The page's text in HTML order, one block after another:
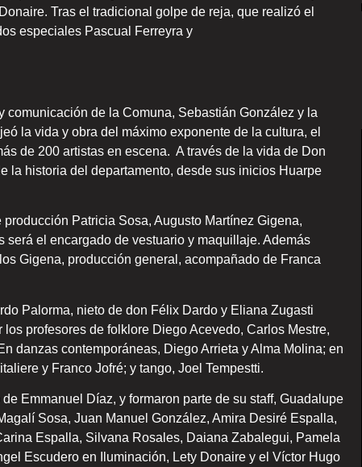
Tras el tradicional golpe de reja, que realizó el
especiales Pascual Ferreyra y
comunicación de la Comuna, Sebastián González y la
la vida y obra del máximo exponente de la cultura, el
de 200 artistas en escena. A través de la vida de Don
la historia del departamento, desde sus inicios Huarpe
Patricia Sosa, Augusto Martínez Gigena,
será el encargado de vestuario y maquillaje. Además
Gigena, producción general, acompañado de Franca
Palorma, nieto de don Félix Dardo y Eliana Zugasti
profesores de folklore Diego Acevedo, Carlos Mestre,
danzas contemporáneas, Diego Arrieta y Alma Molina; en
y Franco Jofré; y tango, Joel Tempestti.
Emmanuel Díaz, y formaron parte de su staff, Guadalupe
Sosa, Juan Manuel González, Amira Desiré Espalla,
Espalla, Silvana Rosales, Daiana Zabalegui, Pamela
Escudero en Iluminación, Lety Donaire y el Víctor Hugo